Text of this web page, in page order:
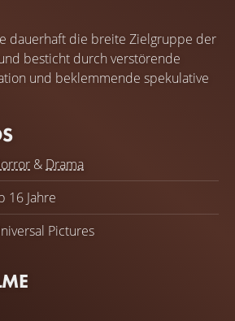
dauerhaft die breite Zielgruppe der
besticht durch verstörende
und beklemmende spekulative
& Drama
16 Jahre
Pictures